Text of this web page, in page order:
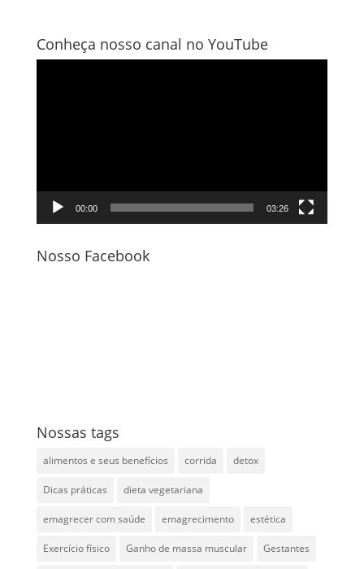
Conheça nosso canal no YouTube
00:00 03:26
Nosso Facebook
Nossas tags
alimentos e seus benefícios corrida detox
Dicas práticas dieta vegetariana
emagrecer com saúde emagrecimento estética
Exercício físico Ganho de massa muscular Gestantes